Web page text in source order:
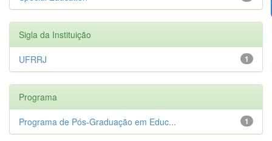
Sigla da Instituição
1
UFRRJ
Programa
1
Programa de Pós-Graduação em Educ...